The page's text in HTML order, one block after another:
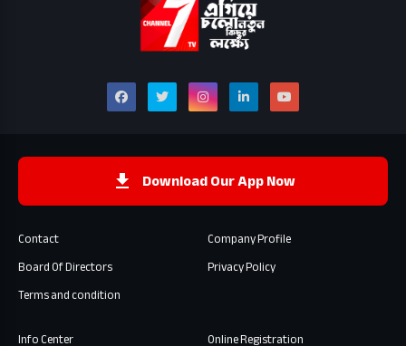
Download Our App Now
Contact
Company Profile
Board Of Directors
Privacy Policy
Terms and condition
Info Center Online Registration